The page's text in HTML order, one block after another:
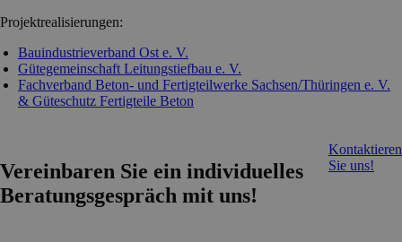
Projektrealisierungen:
Bauindustrieverband Ost e. V.
Gütegemeinschaft Leitungstiefbau e. V.
Fachverband Beton- und Fertigteilwerke Sachsen/Thüringen e. V.
& Güteschutz Fertigteile Beton
Vereinbaren Sie ein individuelles
Beratungsgespräch mit uns!
Kontaktieren
Sie uns!